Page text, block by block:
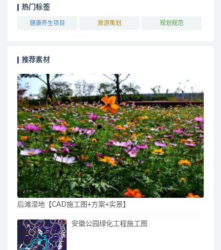
热门标签
健康养生项目 旅游策划 规划规范
推荐素材
后滩湿地【CAD施工图+方案+实景】
安徽公园绿化工程施工图